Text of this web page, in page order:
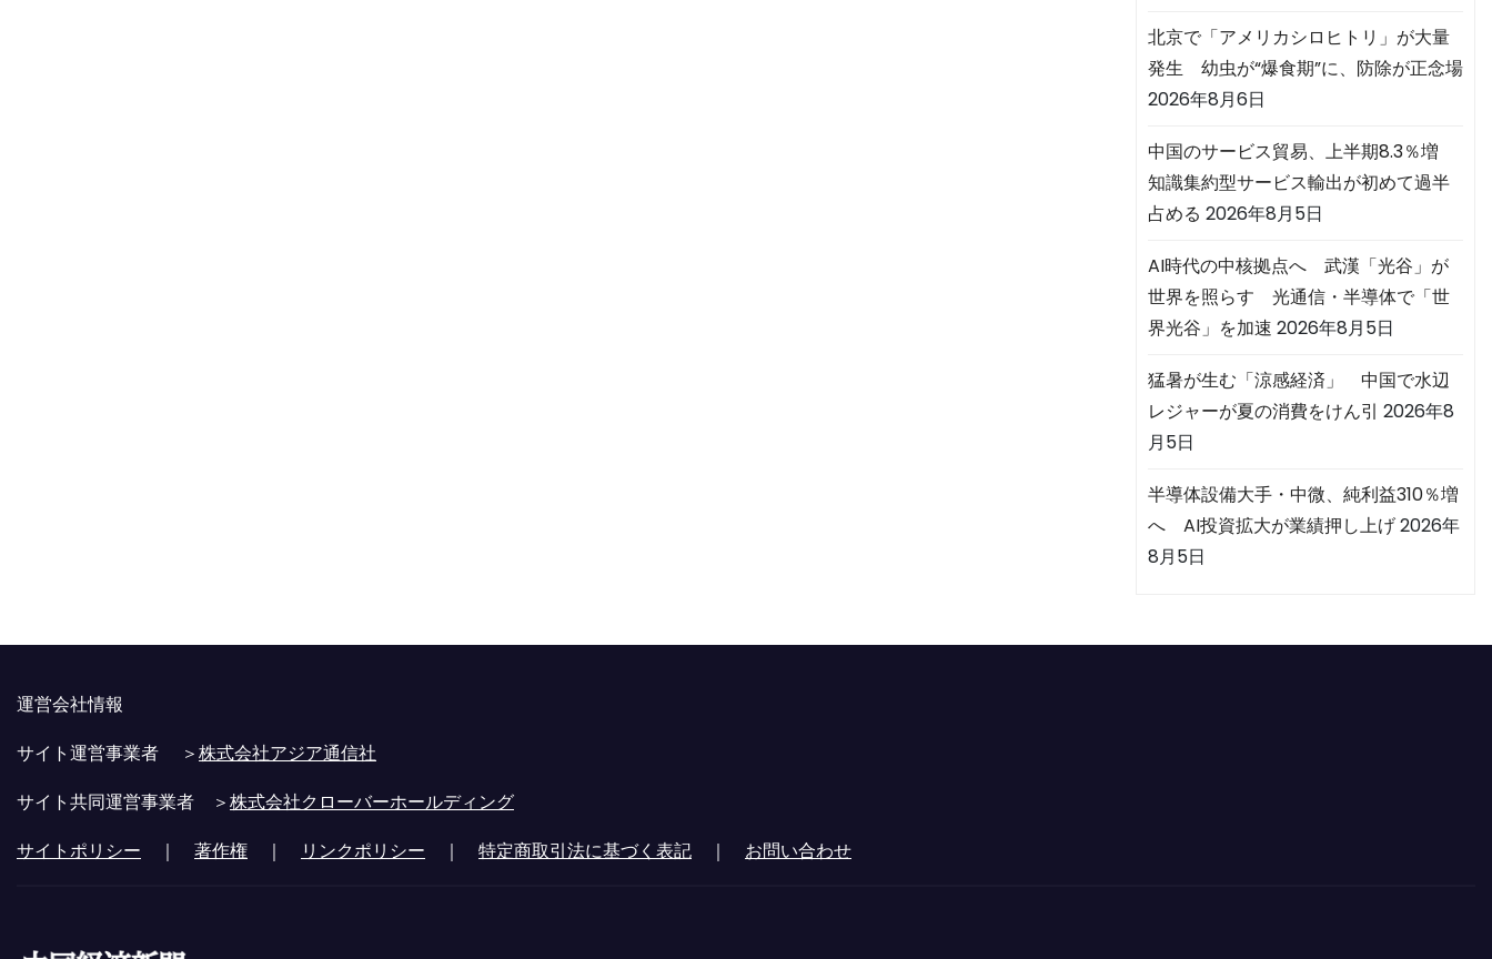
北京で「アメリカシロヒトリ」が大量
発生 幼虫が“爆食期”に、防除が正念場
2026年8月6日
中国のサービス貿易、上半期8.3％増
知識集約型サービス輸出が初めて過半
占める 2026年8月5日
AI時代の中核拠点へ 武漢「光谷」が
世界を照らす 光通信・半導体で「世
界光谷」を加速 2026年8月5日
猛暑が生む「涼感経済」 中国で水辺
レジャーが夏の消費をけん引 2026年8
月5日
半導体設備大手・中微、純利益310％増
へ AI投資拡大が業績押し上げ2026年
8月5日
運営会社情報
サイト運営事業者 ＞株式会社アジア通信社
サイト共同運営事業者 ＞株式会社クローバーホールディング
サイトポリシー ｜ 著作権 ｜ リンクポリシー ｜ 特定商取引法に基づく表記 ｜ お問い合わせ